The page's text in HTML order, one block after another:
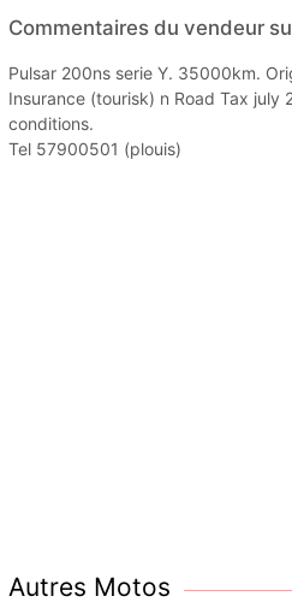
Commentaires du vendeur
Pulsar 200ns serie Y. 35000km.
Insurance (tourisk) n Road Tax july
conditions.
Tel 57900501 (plouis)
Autres Motos